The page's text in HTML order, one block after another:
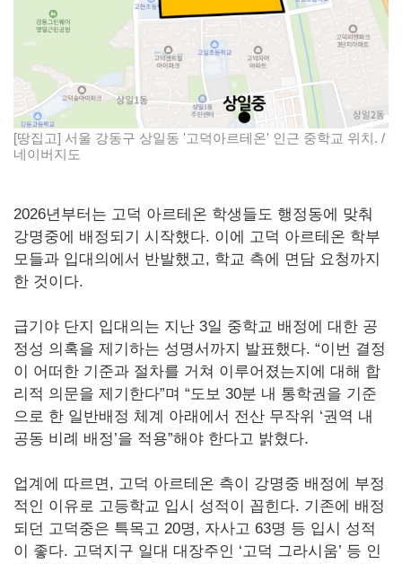
[땅집고] 서울 강동구 상일동 '고덕아르테온' 인근 중학교 위치. /
네이버지도
2026년부터는 고덕 아르테온 학생들도 행정동에 맞춰
강명중에 배정되기 시작했다. 이에 고덕 아르테온 학부
모들과 입대의에서 반발했고, 학교 측에 면담 요청까지
한 것이다.
급기야 단지 입대의는 지난 3일 중학교 배정에 대한 공
정성 의혹을 제기하는 성명서까지 발표했다. “이번 결정
이 어떠한 기준과 절차를 거쳐 이루어졌는지에 대해 합
리적 의문을 제기한다”며 “도보 30분 내 통학권을 기준
으로 한 일반배정 체계 아래에서 전산 무작위 ‘권역 내
공동 비례 배정’을 적용”해야 한다고 밝혔다.
업계에 따르면, 고덕 아르테온 측이 강명중 배정에 부정
적인 이유로 고등학교 입시 성적이 꼽힌다. 기존에 배정
되던 고덕중은 특목고 20명, 자사고 63명 등 입시 성적
이 좋다. 고덕지구 일대 대장주인 ‘고덕 그라시움’ 등 인